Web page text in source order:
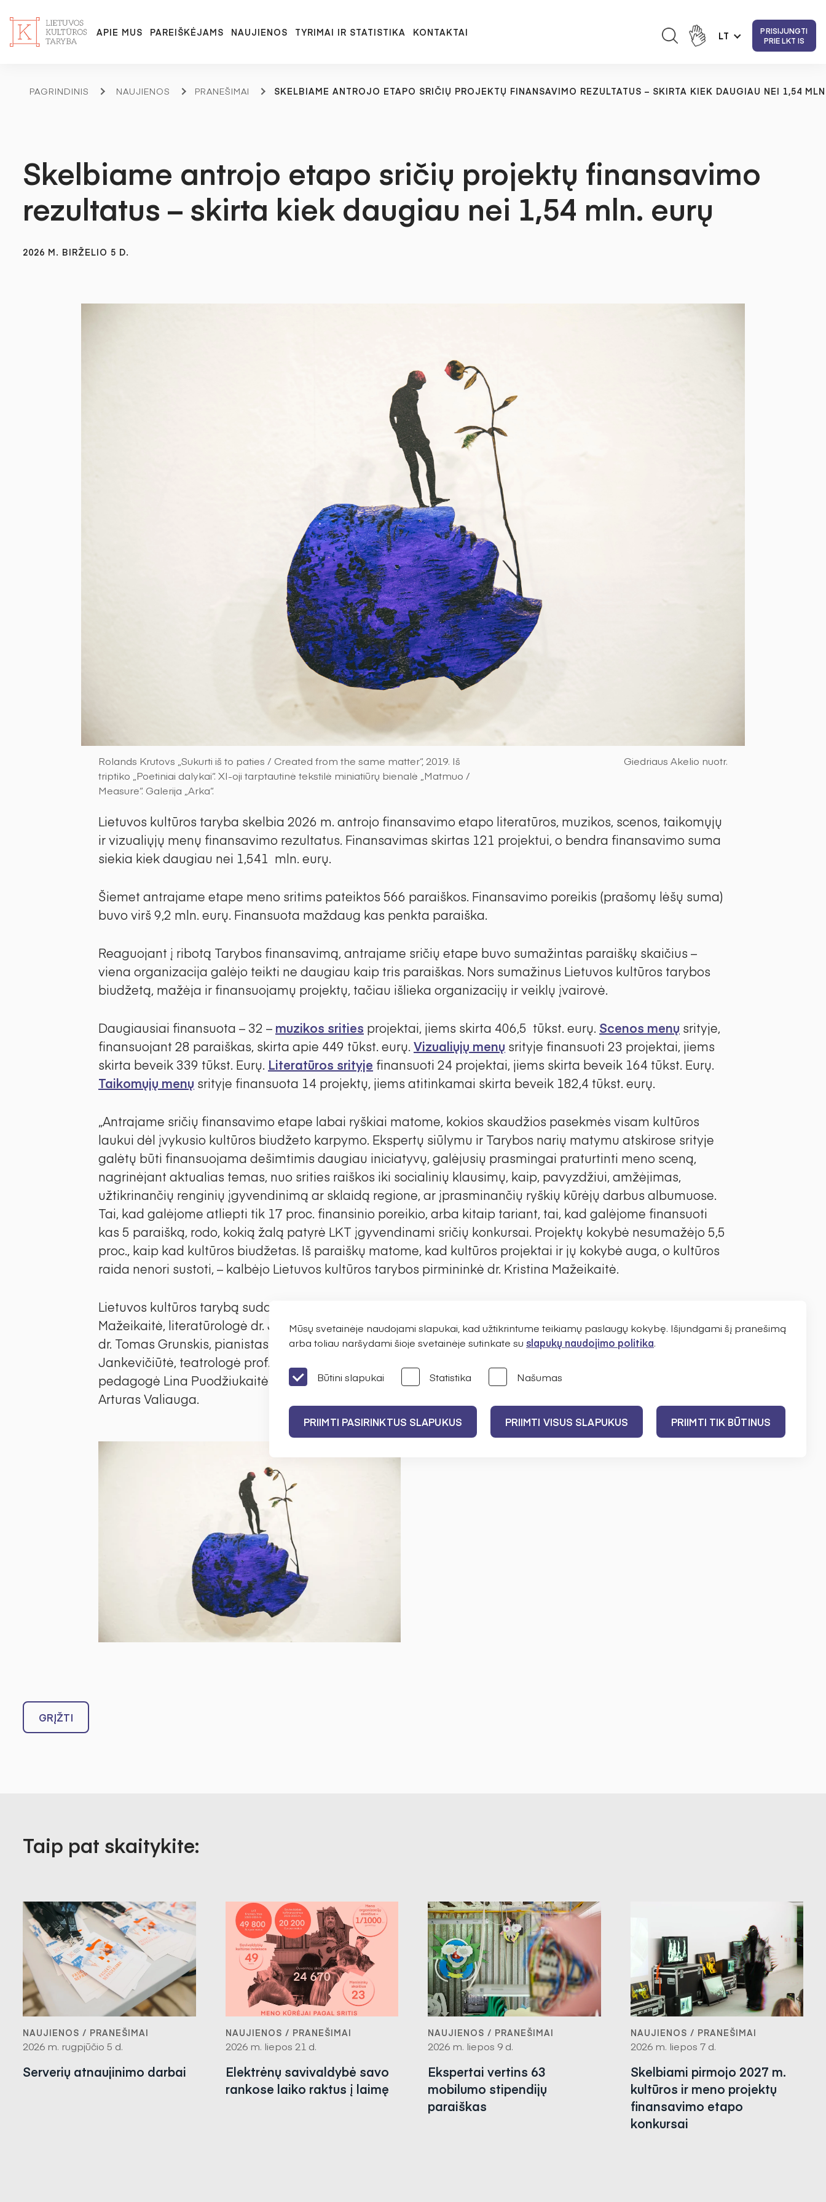
APIE MUS PAREIŠKĖJAMS NAUJIENOS TYRIMAI IR STATISTIKA KONTAKTAI LT
PRISIJUNGTI
PRIE LKT IS
PAGRINDINIS NAUJIENOS PRANEŠIMAI SKELBIAME ANTROJO ETAPO SRIČIŲ PROJEKTŲ FINANSAVIMO REZULTATUS – SKIRTA KIEK DAUGIAU NEI 1,54
Skelbiame antrojo etapo sričių projektų finansavimo
rezultatus – skirta kiek daugiau nei 1,54 mln. eurų
2026 M. BIRŽELIO 5 D.
Rolands Krutovs „Sukurti iš to paties / Created from the same matter“, 2019. Iš
triptiko „Poetiniai dalykai“. XI-oji tarptautinė tekstilė miniatiūrų bienalė „Matmuo /
Measure“. Galerija „Arka“.
Giedriaus Akelio nuotr.
Lietuvos kultūros taryba skelbia 2026 m. antrojo finansavimo etapo literatūros, muzikos, scenos, taikomųjų
ir vizualiųjų menų finansavimo rezultatus. Finansavimas skirtas 121 projektui, o bendra finansavimo suma
siekia kiek daugiau nei 1,541 mln. eurų.
Šiemet antrajame etape meno sritims pateiktos 566 paraiškos. Finansavimo poreikis (prašomų lėšų suma)
buvo virš 9,2 mln. eurų. Finansuota maždaug kas penkta paraiška.
Reaguojant į ribotą Tarybos finansavimą, antrajame sričių etape buvo sumažintas paraiškų skaičius –
viena organizacija galėjo teikti ne daugiau kaip tris paraiškas. Nors sumažinus Lietuvos kultūros tarybos
biudžetą, mažėja ir finansuojamų projektų, tačiau išlieka organizacijų ir veiklų įvairovė.
Daugiausiai finansuota – 32 – muzikos srities projektai, jiems skirta 406,5 tūkst. eurų. Scenos menų srityje,
finansuojant 28 paraiškas, skirta apie 449 tūkst. eurų. Vizualiųjų menų srityje finansuoti 23 projektai, jiems
skirta beveik 339 tūkst. Eurų. Literatūros srityje finansuoti 24 projektai, jiems skirta beveik 164 tūkst. Eurų.
Taikomųjų menų srityje finansuota 14 projektų, jiems atitinkamai skirta beveik 182,4 tūkst. eurų.
„Antrajame sričių finansavimo etape labai ryškiai matome, kokios skaudžios pasekmės visam kultūros
laukui dėl įvykusio kultūros biudžeto karpymo. Ekspertų siūlymu ir Tarybos narių matymu atskirose srityje
galėtų būti finansuojama dešimtimis daugiau iniciatyvų, galėjusių prasmingai praturtinti meno sceną,
nagrinėjant aktualias temas, nuo srities raiškos iki socialinių klausimų, kaip, pavyzdžiui, amžėjimas,
užtikrinančių renginių įgyvendinimą ar sklaidą regione, ar įprasminančių ryškių kūrėjų darbus albumuose.
Tai, kad galėjome atliepti tik 17 proc. finansinio poreikio, arba kitaip tariant, tai, kad galėjome finansuoti
kas 5 paraišką, rodo, kokią žalą patyrė LKT įgyvendinami sričių konkursai. Projektų kokybė nesumažėjo 5,5
proc., kaip kad kultūros biudžetas. Iš paraiškų matome, kad kultūros projektai ir jų kokybė auga, o kultūros
raida nenori sustoti, – kalbėjo Lietuvos kultūros tarybos pirmininkė dr. Kristina Mažeikaitė.
Lietuvos kultūros tarybą sudaro pirmininkė, menininkė, tyrėja ir ekonomikos mokslų daktarė Kristina
Mažeikaitė, literatūrologė dr. Jūratė Čerškutė, kultūros vadybininkas Julijus Grickevičius, architektas prof.
dr. Tomas Grunskis, pianistas ir pedagogas prof. Zbignevas Ibelgauptas, menotyrininkė prof. dr. Giedrė
Jankevičiūtė, teatrologė prof. dr. Ramunė Marcinkevičiūtė, istorikas doc. dr. Grigorijus Potašenko, šokėja ir
pedagogė Lina Puodžiukaitė-Lanauskienė, istorikas prof. dr. Vasilijus Safronovas, menininkas ir dėstytojas
Arturas Valiauga.
GRĮŽTI
Taip pat skaitykite:
NAUJIENOS / PRANEŠIMAI
2026 m. rugpjūčio 5 d.
Serverių atnaujinimo darbai
NAUJIENOS / PRANEŠIMAI
2026 m. liepos 21 d.
Elektrėnų savivaldybė savo
rankose laiko raktus į laimę
NAUJIENOS / PRANEŠIMAI
2026 m. liepos 9 d.
Ekspertai vertins 63
mobilumo stipendijų
paraiškas
NAUJIENOS / PRANEŠIMAI
2026 m. liepos 7 d.
Skelbiami pirmojo 2027 m.
kultūros ir meno projektų
finansavimo etapo
konkursai
Mūsų svetainėje naudojami slapukai, kad užtikrintume teikiamų paslaugų kokybę. Išjundgami šį pranešimą
arba toliau naršydami šioje svetainėje sutinkate su slapukų naudojimo politika.
Būtini slapukai Statistika Našumas
PRIIMTI PASIRINKTUS SLAPUKUS PRIIMTI VISUS SLAPUKUS PRIIMTI TIK BŪTINUS